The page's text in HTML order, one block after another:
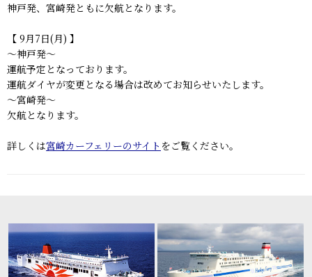
神戸発、宮崎発ともに欠航となります。
【 9月7日(月) 】
～神戸発～
運航予定となっております。
運航ダイヤが変更となる場合は改めてお知らせいたします。
～宮崎発～
欠航となります。
詳しくは宮崎カーフェリーのサイト をご覧ください。